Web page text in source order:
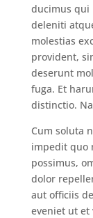
ducimus qui
deleniti
molestias
provident,
deserunt
fuga. Et
distinctio.
Cum soluta
impedit quo
possimus,
dolor
aut officiis
eveniet ut